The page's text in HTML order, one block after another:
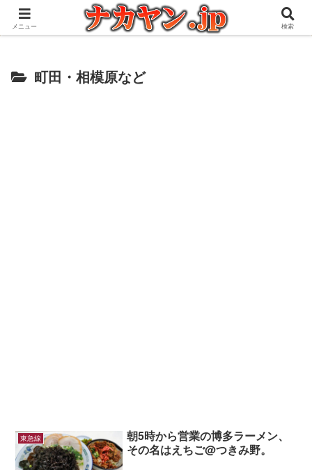
アウトドアとガジェット好きな管理人の愉快な日々を綴るブログ
町田・相模原など
東急線
朝5時から営業の博多ラーメン、
その名はえちご@つきみ野。
メニュー 検索